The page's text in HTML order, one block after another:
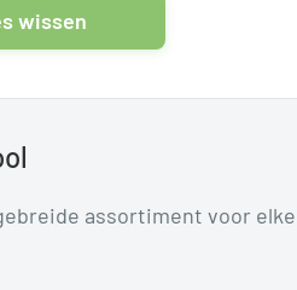
wissen
assortiment voor elke